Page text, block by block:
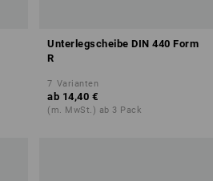
Unterlegscheibe DIN 440 Form
R
7 Varianten
ab 14,40 €
(m. MwSt.) ab 3 Pack